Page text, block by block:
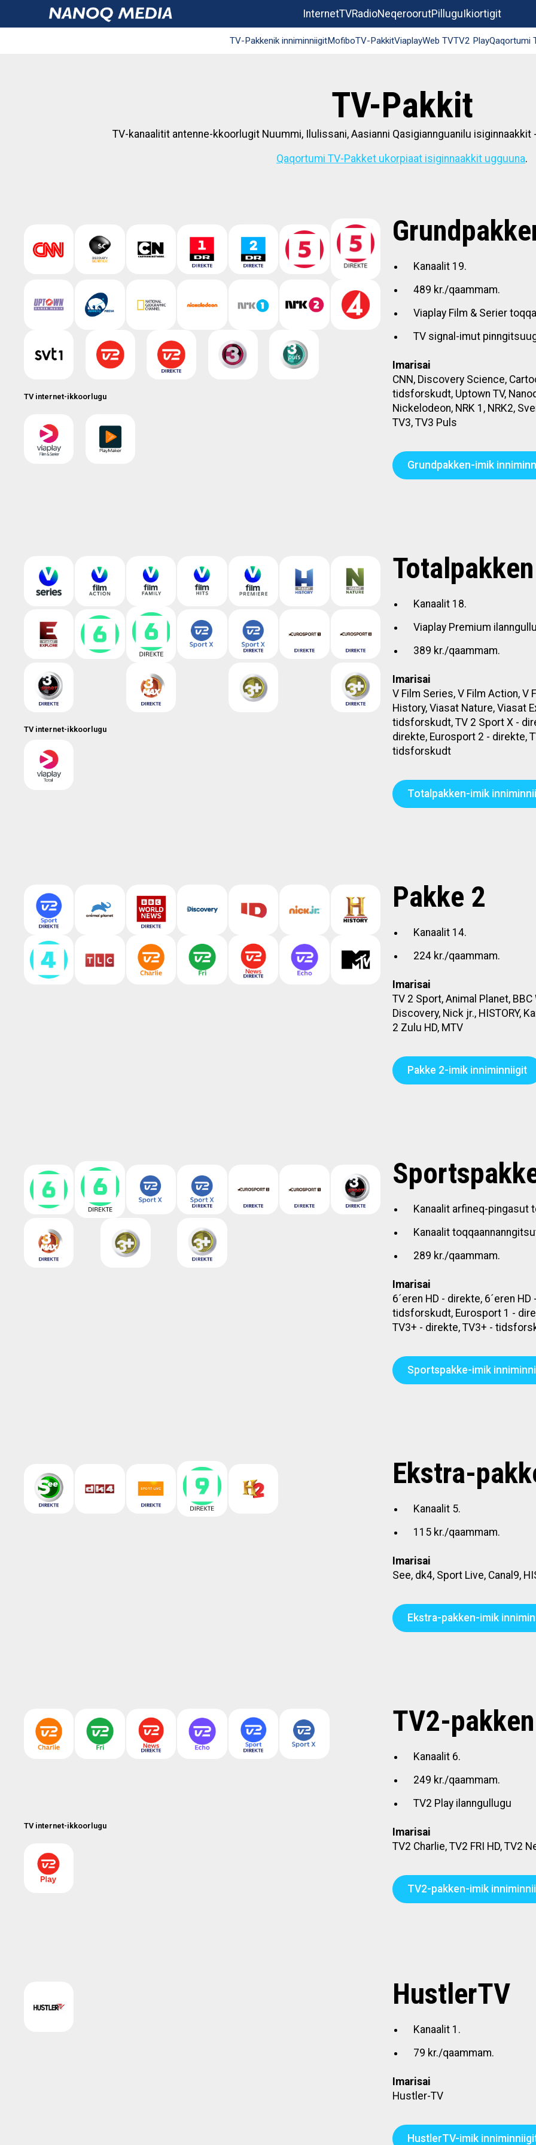
Nanoq Media InternetTVRadioNeqeroorutPillugu Ikiortigit
TV-Pakkenik inniminniigitMofiboTV-PakkitViaplayWeb TVTV2 PlayQaqortumi
TV-Pakkit
TV-kanaalitit antenne-kkoorlugit Nuummi, Ilulissani, Aasianni Qasigiannguanilu
Qaqortumi TV-Pakket ukorpiaat isiginnaakkit ugguuna.
TV internet-ikkoorlugu
Kanaalit 19.
489 kr./qaammam.
Viaplay Film & Serier
TV signal-imut
Imarisai
CNN, Discovery Science,
tidsforskudt, Uptown TV,
Nickelodeon, NRK 1, NRK2,
TV3, TV3 Puls
Grundpakken-imik
TV internet-ikkoorlugu
Totalpakken
Kanaalit 18.
Viaplay Premium
389 kr./qaammam.
Imarisai
V Film Series, V Film Action, V
History, Viasat Nature, Viasat
tidsforskudt, TV 2 Sport X -
direkte, Eurosport 2 - direkte,
tidsforskudt
Totalpakken-imik
Pakke 2
Kanaalit 14.
224 kr./qaammam.
Imarisai
TV 2 Sport, Animal Planet,
Discovery, Nick jr., HISTORY,
2 Zulu HD, MTV
Pakke 2-imik inniminniigit
Kanaalit arfineq-pingasut
Kanaalit
289 kr./qaammam.
Imarisai
6´eren HD - direkte, 6´eren
tidsforskudt, Eurosport 1 -
TV3+ - direkte, TV3+ -
Sportspakke-imik
Ekstra-
Kanaalit 5.
115 kr./qaammam.
Imarisai
See, dk4, Sport Live, Canal9,
Ekstra-pakken-imik
TV internet-ikkoorlugu
TV2-pakken
Kanaalit 6.
249 kr./qaammam.
TV2 Play ilanngullugu
Imarisai
TV2 Charlie, TV2 FRI HD, TV2
TV2-pakken-imik
HustlerTV
Kanaalit 1.
79 kr./qaammam.
Imarisai
Hustler-TV
HustlerTV-imik